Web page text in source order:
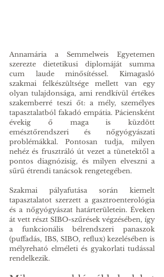
Annamária a Semmelweis Egyetemen
szerezte dietetikusi diplomáját summa
cum laude minősítéssel. Kimagasló
szakmai felkészültsége mellett van egy
olyan tulajdonsága, ami rendkívül értékes
szakemberré teszi őt: a mély, személyes
tapasztalatból fakadó empátia. Páciensként
évekig ő maga is küzdött
emésztőrendszeri és nőgyógyászati
problémákkal. Pontosan tudja, milyen
nehéz és frusztráló út vezet a tünetektől a
pontos diagnózisig, és milyen elveszni a
sűrű étrendi tanácsok rengetegében.
Szakmai pályafutása során kiemelt
tapasztalatot szerzett a gasztroenterológia
és a nőgyógyászat határterületein. Éveken
át vett részt SIBO-szűrések végzésében, így
a funkcionális bélrendszeri panaszok
(puffadás, IBS, SIBO, reflux) kezelésében is
mélyreható elméleti és gyakorlati tudással
rendelkezik.